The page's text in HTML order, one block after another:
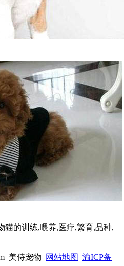
猫的训练,喂养,医疗,繁育,品种,
美侍宠物 网站地图 渝ICP备